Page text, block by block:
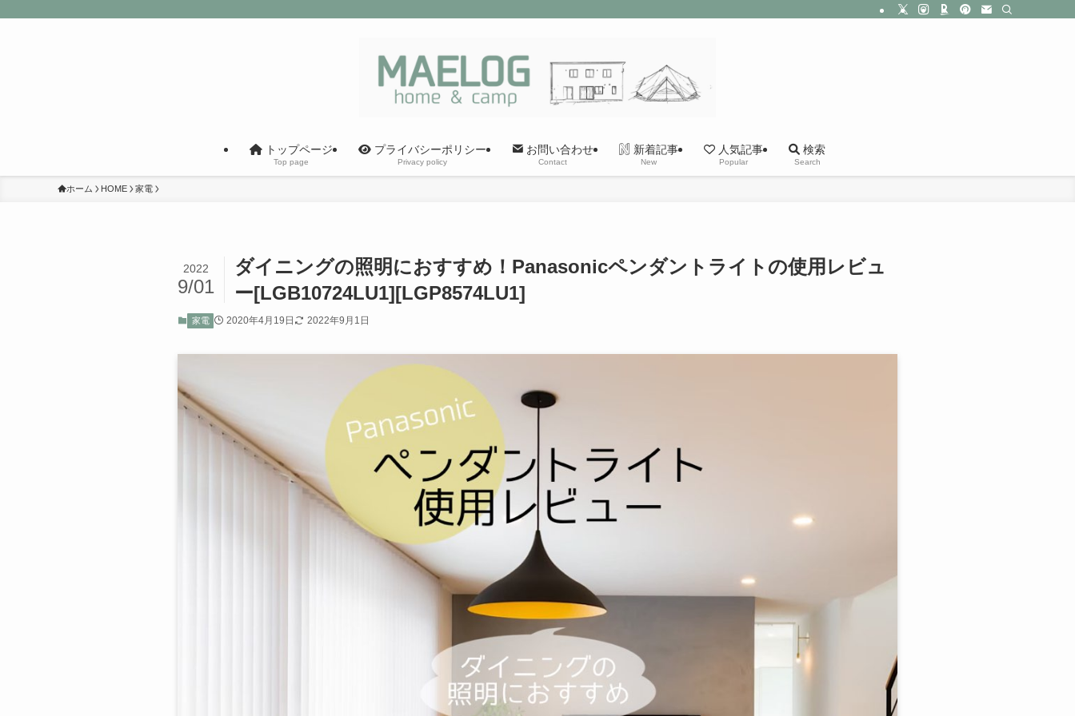
トップページ
Top page
プライバシーポリシー
Privacy policy
お問い合わせ
Contact
新着記事
New
人気記事
Popular
検索
Search
ホーム HOME 家電
ダイニングの照明におすすめ！Panasonicペンダントライトの使用レビュ
ー[LGB10724LU1][LGP8574LU1]
2022
9/01
家電 2020年4月19日 2022年9月1日